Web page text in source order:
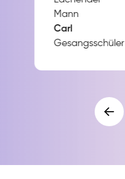
Carl
Gesangsschüler